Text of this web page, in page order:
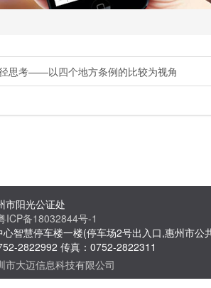
思考——以四个地方条例的比较为视角
市阳光公证处
ICP备18032844号-1
智慧停车楼一楼(停车场2号出入口,惠州市公
2822992 传真：0752-2822311
市大迈信息科技有限公司